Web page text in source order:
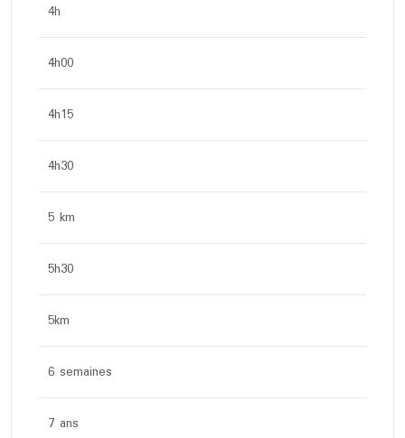
4h
4h00
4h15
4h30
5 km
5h30
5km
6 semaines
7 ans